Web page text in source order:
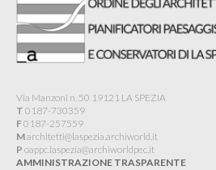
Via Manzoni n. 50 19121 LA SPEZIA
T 0187-730359
F0187-257559
Marchitetti@laspezia.archiworld.it
P oappc.laspezia@archiworldpec.it​
AMMINISTRAZIONE TRASPARENTE